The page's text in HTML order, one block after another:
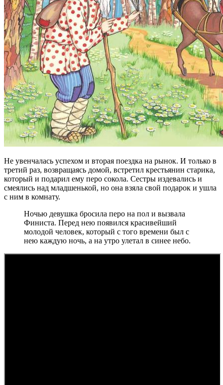
Не увенчалась успехом и вторая поездка на рынок. И только в
третий раз, возвращаясь домой, встретил крестьянин старика,
который и подарил ему перо сокола. Сестры издевались и
смеялись над младшенькой, но она взяла свой подарок и ушла
с ним в комнату.
Ночью девушка бросила перо на пол и вызвала
Финиста. Перед нею появился красивейший
молодой человек, который с того времени был с
нею каждую ночь, а на утро улетал в синее небо.